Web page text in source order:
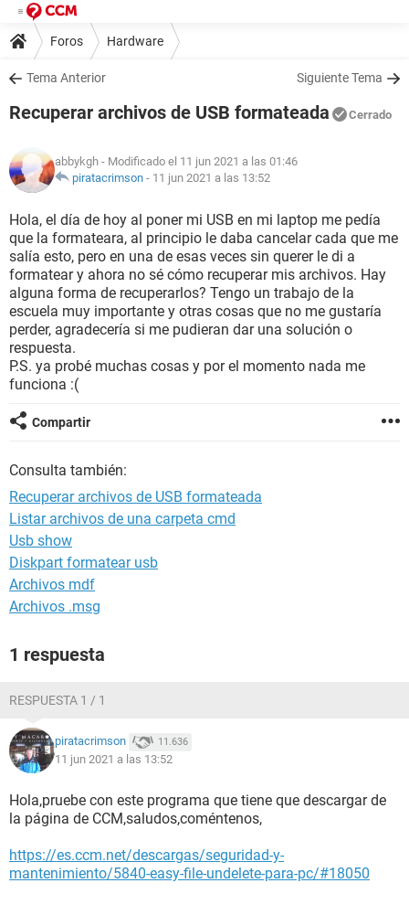
Foros Hardware
Tema Anterior Siguiente Tema
Recuperar archivos de USB formateada Cerrado
abbykgh - Modificado el 11 jun 2021 a las 01:46
piratacrimson - 11 jun 2021 a las 13:52
Hola, el día de hoy al poner mi USB en mi laptop me pedía
que la formateara, al principio le daba cancelar cada que me
salía esto, pero en una de esas veces sin querer le di a
formatear y ahora no sé cómo recuperar mis archivos. Hay
alguna forma de recuperarlos? Tengo un trabajo de la
escuela muy importante y otras cosas que no me gustaría
perder, agradecería si me pudieran dar una solución o
respuesta.
P.S. ya probé muchas cosas y por el momento nada me
funciona :(
Compartir
Consulta también:
Recuperar archivos de USB formateada
Listar archivos de una carpeta cmd
Usb show
Diskpart formatear usb
Archivos mdf
Archivos .msg
1 respuesta
RESPUESTA 1 / 1
piratacrimson 11.636
11 jun 2021 a las 13:52
Hola,pruebe con este programa que tiene que descargar de
la página de CCM,saludos,coméntenos,
https://es.ccm.net/descargas/seguridad-y-
mantenimiento/5840-easy-file-undelete-para-pc/#18050